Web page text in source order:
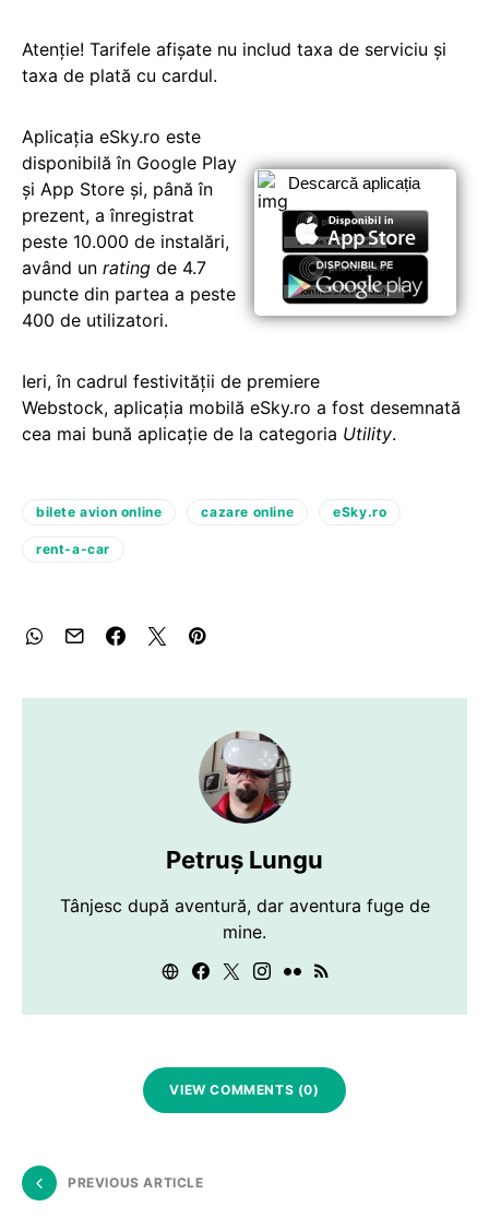
Atenție! Tarifele afișate nu includ taxa de serviciu și
taxa de plată cu cardul.
Descarcă aplicația
Aplicația eSky.ro este
disponibilă în Google Play
și App Store și, până în
prezent, a înregistrat
peste 10.000 de instalări,
având un rating de 4.7
puncte din partea a peste
400 de utilizatori.
Ieri, în cadrul festivității de premiere
Webstock, aplicația mobilă eSky.ro a fost desemnată
cea mai bună aplicație de la categoria Utility.
bilete avion online cazare online eSky.ro
rent-a-car
Petruș Lungu
Tânjesc după aventură, dar aventura fuge de
mine.
VIEW COMMENTS (0)
PREVIOUS ARTICLE